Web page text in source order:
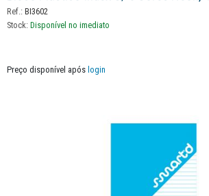
Ref.: BI3602
Stock: Disponível no imediato
Preço disponível após login